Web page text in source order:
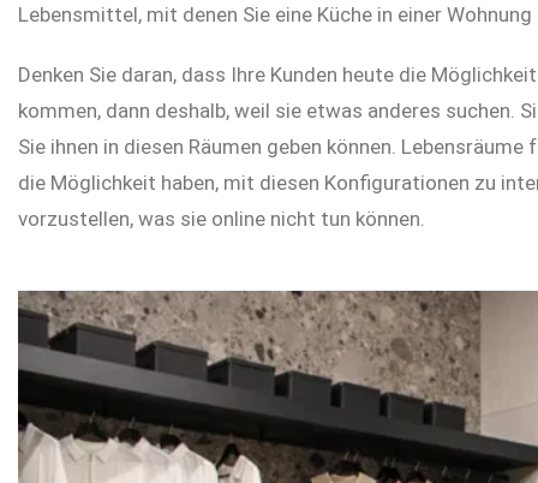
Lebensmittel, mit denen Sie eine Küche in einer
Denken Sie daran, dass Ihre Kunden heute die
kommen, dann deshalb, weil sie etwas anderes suchen.
Sie ihnen in diesen Räumen geben können.
die Möglichkeit haben, mit diesen Konfigurationen zu
vorzustellen, was sie online nicht tun können.